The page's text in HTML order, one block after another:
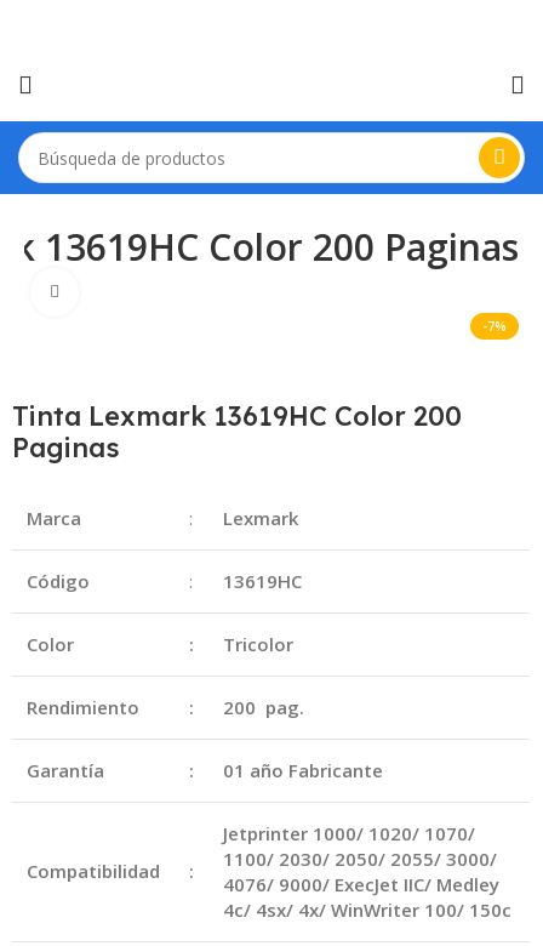
13619HC Color 200 Paginas
-7%
Tinta Lexmark 13619HC Color 200
Paginas
Marca : Lexmark
Código : 13619HC
Color : Tricolor
Rendimiento : 200 pag.
Garantía : 01 año Fabricante
Compatibilidad :
Jetprinter 1000/ 1020/ 1070/
1100/ 2030/ 2050/ 2055/ 3000/
4076/ 9000/ ExecJet IIC/ Medley
4c/ 4sx/ 4x/ WinWriter 100/ 150c